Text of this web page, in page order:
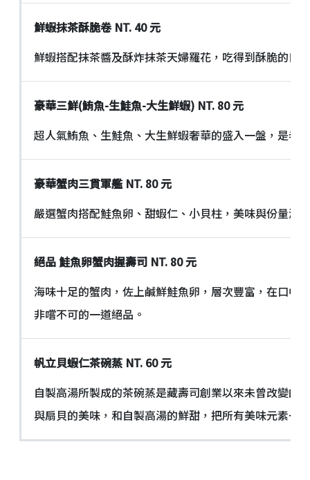
鮮蝦抹茶酥脆卷NT. 40元
鮮蝦搭配抹茶醬及酥炸抹茶天婦羅花，吃得到酥脆的口感
豪華三鮮(鮪魚-生鮭魚-大生鮮蝦) NT. 80元
超人氣鮪魚、生鮭魚、大生鮮蝦奢華的盛入一盤，是老
豪華蟹肉三貫軍艦 NT. 80元
嚴選蟹肉搭配鮭魚卵、甜蝦仁、小貝柱，美味與份量滿
絕品鮭魚卵蟹肉握壽司 NT. 80元
海味十足的蟹肉，佐上鹹鮮鮭魚卵，層次豐富，在口中
非嚐不可的一道絕品。
帆立貝蝦仁茶碗蒸 NT. 60元
自製高湯所製成的茶碗蒸是藏壽司創業以來未曾改變的
與扇貝的美味，和自製高湯的鮮甜，把所有美味元素一